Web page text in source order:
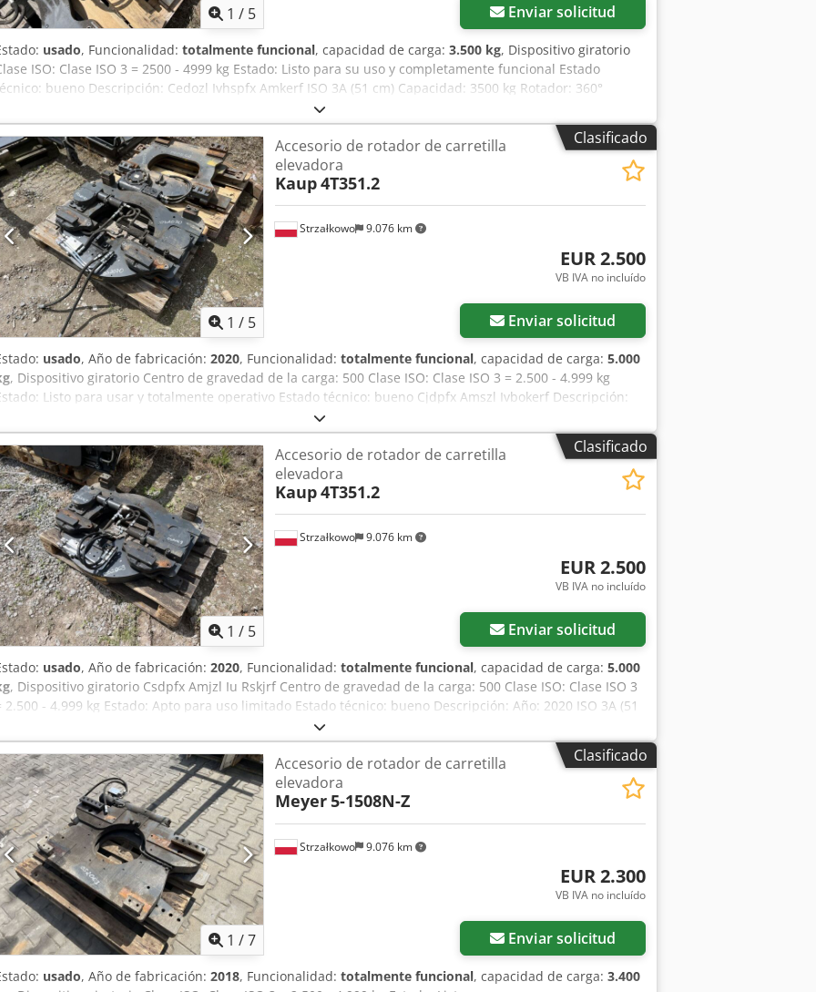
1 / 5 Enviar solicitud
usado, Funcionalidad: totalmente funcional, capacidad de carga: 3.500 kg, Dispositivo giratorio
ISO: Clase ISO 3 = 2500 - 4999 kg Estado: Listo para su uso y completamente funcional Estado
bueno Descripción: Cedozl Ivhspfx Amkerf ISO 3A (51 cm) Capacidad: 3500 kg Rotador: 360°
Clasificado
1 / 5
Strzałkowo 9.076 km
Accesorio de rotador de carretilla
elevadora
Kaup4T351.2
EUR 2.500
VB IVA no incluído
Enviar solicitud
usado, Año de fabricación: 2020, Funcionalidad: totalmente funcional, capacidad de carga: 5.000
, Dispositivo giratorio Centro de gravedad de la carga: 500 Clase ISO: Clase ISO 3 = 2.500 - 4.999 kg
Listo para usar y totalmente operativo Estado técnico: bueno Cjdpfx Amszl Ivbokerf Descripción:
Año: 2020 ISO 3A (51 cm) Capacidad: 5000 kg Rotador: 360° Ancho: 1010 mm ID: OS2070
Clasificado
1 / 5
Strzałkowo 9.076 km
Accesorio de rotador de carretilla
elevadora
Kaup4T351.2
EUR 2.500
VB IVA no incluído
Enviar solicitud
usado, Año de fabricación: 2020, Funcionalidad: totalmente funcional, capacidad de carga: 5.000
, Dispositivo giratorio Csdpfx Amjzl Iu Rskjrf Centro de gravedad de la carga: 500 Clase ISO: Clase ISO 3
2.500 - 4.999 kg Estado: Apto para uso limitado Estado técnico: bueno Descripción: Año: 2020 ISO 3A (51
cm) Capacidad: 5000 kg Rotador: 360° Ancho: 1010 mm ID: OS2069
Clasificado
1 /7
Strzałkowo 9.076 km
Accesorio de rotador de carretilla
elevadora
Meyer5-1508N-Z
EUR 2.300
VB IVA no incluído
Enviar solicitud
usado, Año de fabricación: 2018, Funcionalidad: totalmente funcional, capacidad de carga: 3.400